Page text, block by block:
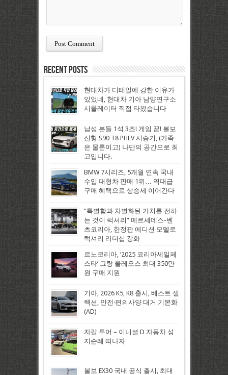
Recent Posts
현대차가 디테일에 강한 이유가
있었네, 현대차 기아 남양연구소
시뮬레이터 직접 타봤습니다
남성 분들 1석 3조! 게임 끝! 볼보
신형 S90 T8 PHEV 시승기, (가족
은 물론이고) 나만의 공간으로 최
고입니다.
BMW 7시리즈, 5개월 연속 국내
수입 대형차 판매 1위… 역대급
구매 혜택으로 상승세 이어간다
“특별함과 차별화된 가치를 전하
는 것이 럭셔리” 메르세데스-벤
츠코리아, 한정판 에디션 모델로
럭셔리 리더십 강화
르노코리아, ‘2025 코리아세일페
스타’ 그랑 콜레오스 최대 350만
원 구매 지원
기아, 2026 K5, K8 출시, 베스트 셀
렉션, 안전·편의사양 대거 기본화
(AD)
자칼 투어 – 이니셜 D 자동차 성
지순례 떠나자
볼보 EX30 국내 공식 출시, 최대